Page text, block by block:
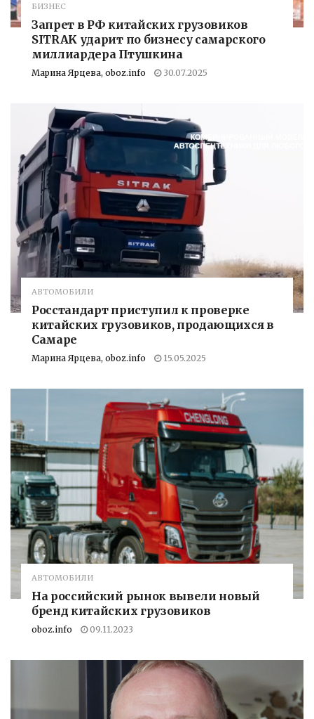
БИЗНЕС
Запрет в РФ китайских грузовиков
SITRAK ударит по бизнесу самарского
миллиардера Птушкина
Марина Ярцева, oboz.info 30.07.2025
АВТОМОБИЛИ
Росстандарт приступил к проверке
китайских грузовиков, продающихся в
Самаре
Марина Ярцева, oboz.info 15.05.2025
АВТОМОБИЛИ
На российский рынок вывели новый
бренд китайских грузовиков
oboz.info 09.11.2023